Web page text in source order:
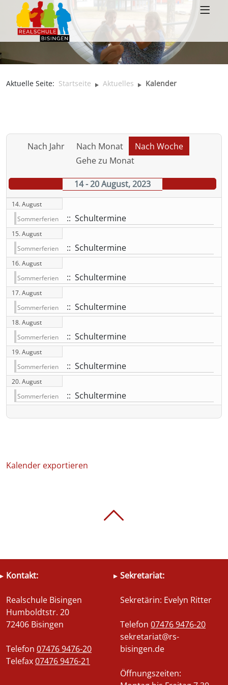
Aktuelle Seite: Startseite Aktuelles Kalender
Nach Jahr Nach Monat
Nach Woche
Gehe zu Monat
14 - 20 August, 2023
14. August
Sommerferien
:: Schultermine
15. August
Sommerferien
:: Schultermine
16. August
Sommerferien
:: Schultermine
17. August
Sommerferien
:: Schultermine
18. August
Sommerferien
:: Schultermine
19. August
Sommerferien
:: Schultermine
20. August
Sommerferien
:: Schultermine
Kalender exportieren
Kontakt:
Realschule Bisingen
Humboldtstr. 20
72406 Bisingen
Telefon 07476 9476-20
Telefax07476 9476-21
Sekretariat:
Sekretärin: Evelyn Ritter
Telefon 07476 9476-20
sekretariat@rs-
bisingen.de
Öffnungszeiten: